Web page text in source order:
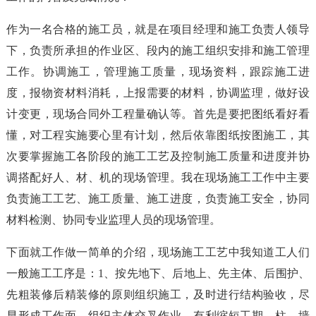
作为一名合格的施工员，就是在项目经理和施工负责人领导
下，负责所承担的作业区、段内的施工组织安排和施工管理
工作。协调施工，管理施工质量，现场资料，跟踪施工进
度，报物资材料消耗，上报需要的材料，协调监理，做好设
计变更，现场合同外工程量确认等。首先是要把图纸看好看
懂，对工程实施要心里有计划，然后依靠图纸按图施工，其
次要掌握施工各阶段的施工工艺及控制施工质量和进度并协
调搭配好人、材、机的现场管理。我在现场施工工作中主要
负责施工工艺、施工质量、施工进度，负责施工安全，协同
材料检测、协同专业监理人员的现场管理。
下面就工作做一简单的介绍，现场施工工艺中我知道工人们
一般施工工序是：1、按先地下、后地上、先主体、后围护、
先粗装修后精装修的原则组织施工，及时进行结构验收，尽